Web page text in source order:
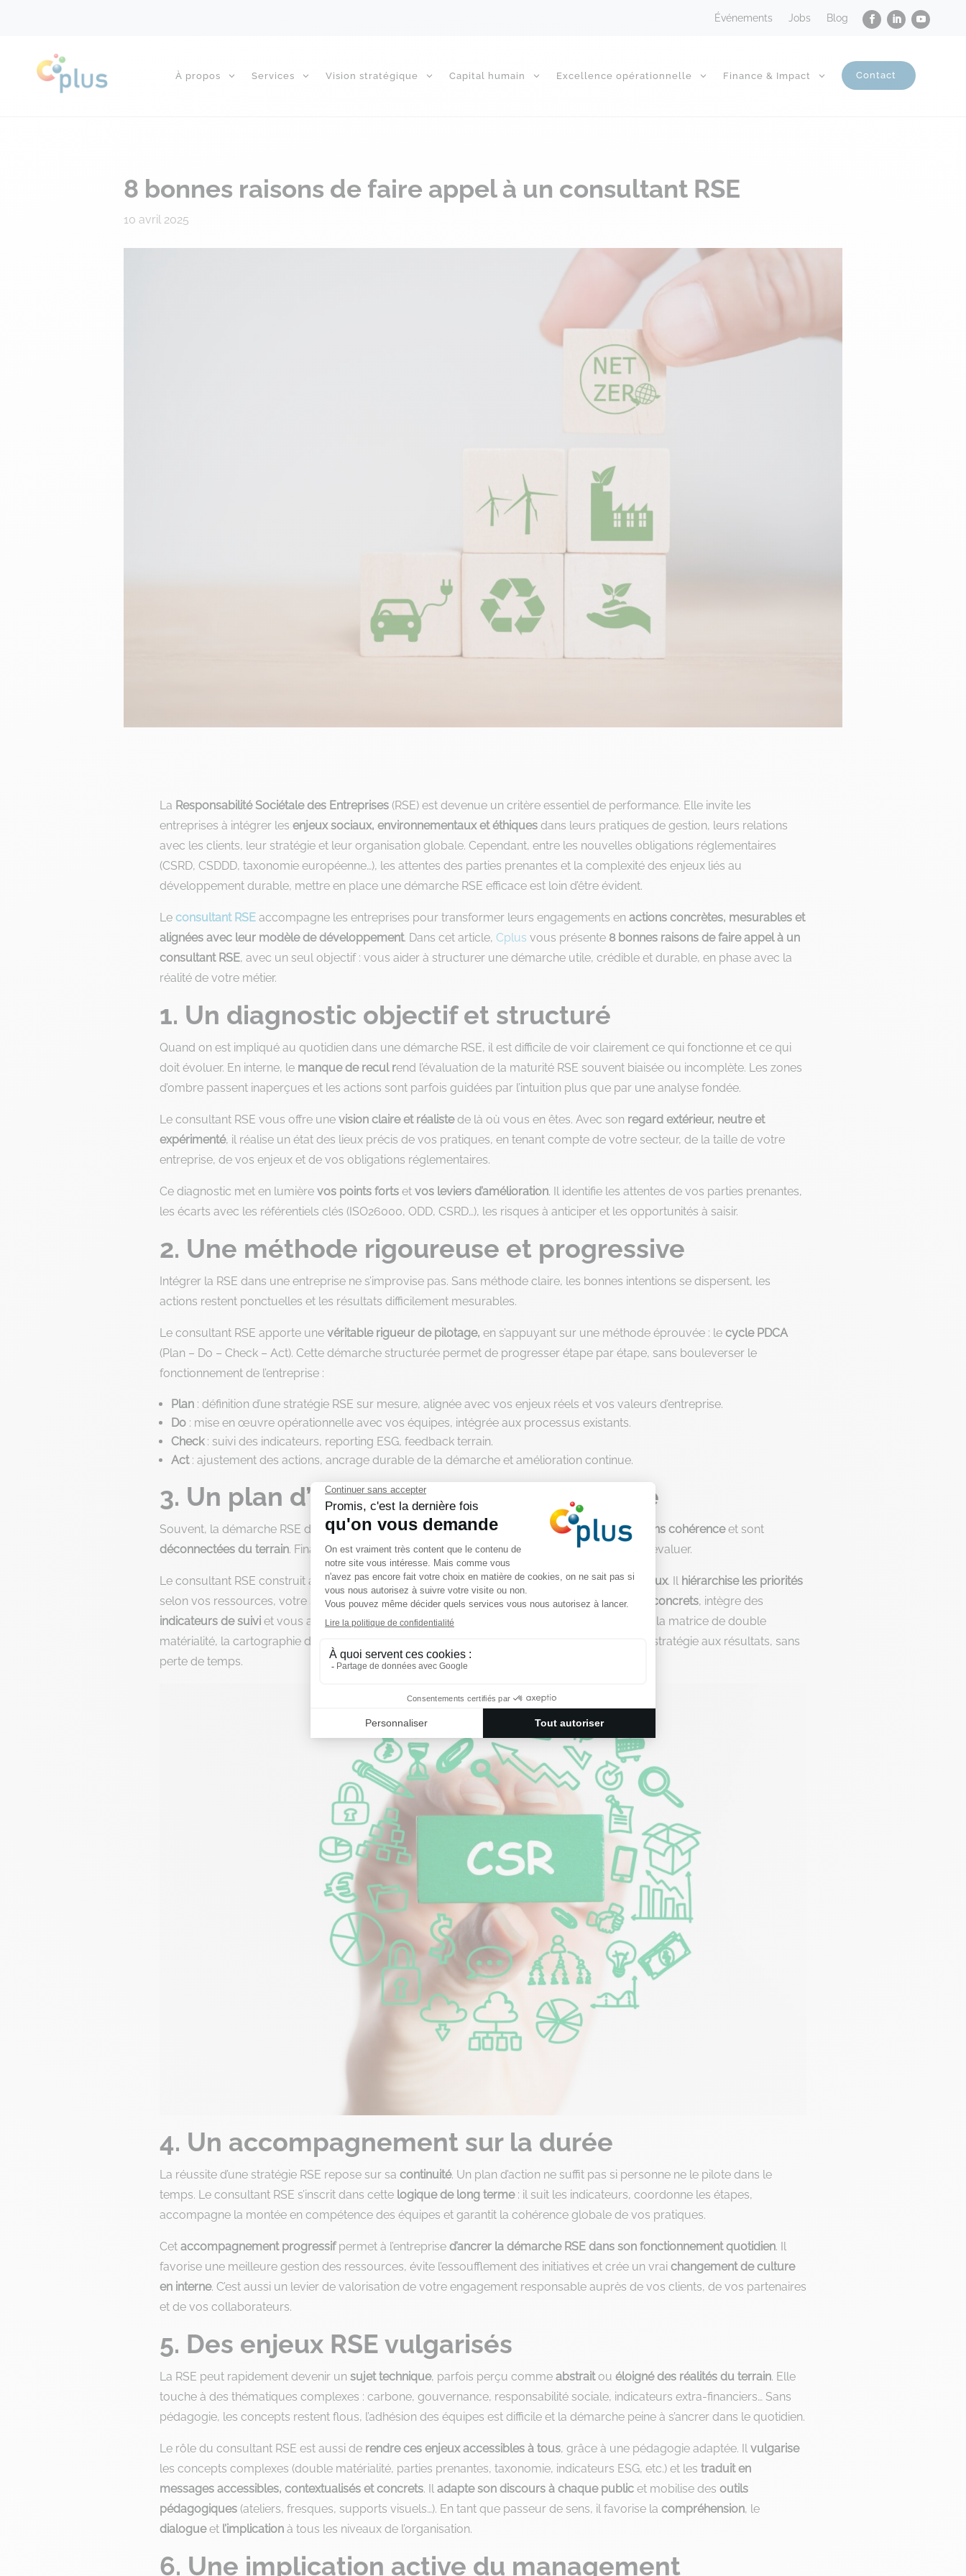
Événements Jobs Blog
À propos Services Vision stratégique Capital humain Excellence opérationnelle Finance & Impact Contact
8 bonnes raisons de faire appel à un consultant RSE
10 avril 2025
La Responsabilité Sociétale des Entreprises (RSE) est devenue un critère essentiel de performance. Elle invite les
entreprises à intégrer les enjeux sociaux, environnementaux et éthiques dans leurs pratiques de gestion, leurs relations
avec les clients, leur stratégie et leur organisation globale. Cependant, entre les nouvelles obligations réglementaires
(CSRD, CSDDD, taxonomie européenne…), les attentes des parties prenantes et la complexité des enjeux liés au
développement durable, mettre en place une démarche RSE efficace est loin d’être évident.
Le consultant RSE accompagne les entreprises pour transformer leurs engagements en actions concrètes, mesurables et
alignées avec leur modèle de développement. Dans cet article, Cplus vous présente 8 bonnes raisons de faire appel à un
consultant RSE, avec un seul objectif : vous aider à structurer une démarche utile, crédible et durable, en phase avec la
réalité de votre métier.
1. Un diagnostic objectif et structuré
Quand on est impliqué au quotidien dans une démarche RSE, il est difficile de voir clairement ce qui fonctionne et ce qui
doit évoluer. En interne, le manque de recul rend l’évaluation de la maturité RSE souvent biaisée ou incomplète. Les zones
d’ombre passent inaperçues et les actions sont parfois guidées par l’intuition plus que par une analyse fondée.
Le consultant RSE vous offre une vision claire et réalistede là où vous en êtes. Avec son regard extérieur, neutre et
expérimenté, il réalise un état des lieux précis de vos pratiques, en tenant compte de votre secteur, de la taille de votre
entreprise, de vos enjeux et de vos obligations réglementaires.
Ce diagnostic met en lumière vos points forts et vos leviers d’amélioration. Il identifie les attentes de vos parties prenantes,
les écarts avec les référentiels clés (ISO26000, ODD, CSRD…), les risques à anticiper et les opportunités à saisir.
2. Une méthode rigoureuse et progressive
Intégrer la RSE dans une entreprise ne s’improvise pas. Sans méthode claire, les bonnes intentions se dispersent, les
actions restent ponctuelles et les résultats difficilement mesurables.
Le consultant RSE apporte une véritable rigueur de pilotage, en s’appuyant sur une méthode éprouvée : le cycle PDCA
(Plan – Do – Check – Act). Cette démarche structurée permet de progresser étape par étape, sans bouleverser le
fonctionnement de l’entreprise :
Plan : définition d’une stratégie RSE sur mesure, alignée avec vos enjeux réels et vos valeurs d’entreprise.
Do : mise en œuvre opérationnelle avec vos équipes, intégrée aux processus existants.
Check: suivi des indicateurs, reporting ESG, feedback terrain.
Act: ajustement des actions, ancrage durable de la démarche et amélioration continue.
3. Un plan d’action réaliste et applicable
Souvent, la démarche RSE d’une entreprisemanque de cap clair . Les actionsse multiplient sans cohérenceet sont
déconnectées du terrain. Finalement, les efforts s’éparpillent et les résultats restent difficiles à évaluer.
Le consultant RSE construit avec vous unplan d’action structuré, réaliste et adapté à vos enjeux. Il hiérarchise les priorités
selon vos ressources, votre secteur, et vos contraintes opérationnelles. Il définit desobjectifs concrets, intègre des
indicateurs de suivi et vous aide à piloter efficacement vos actions
comme la matrice de double
matérialité, la cartographie des risques ou encore le tableau de bord ESG, vous passez de la stratégie aux résultats, sans
perte de temps.
4. Un accompagnement sur la durée
La réussite d’une stratégie RSE repose sur sa continuité. Un plan d’action ne suffit pas si personne ne le pilote dans le
temps. Le consultant RSE s’inscrit dans cette logique de long terme: il suit les indicateurs, coordonne les étapes,
accompagne la montée en compétence des équipes et garantit la cohérence globale de vos pratiques.
Cet accompagnement progressifpermet à l’entreprise d’ancrer la démarche RSE dans son fonctionnement quotidien. Il
favorise une meilleure gestion des ressources, évite l’essoufflement des initiatives et crée un vrai changement de culture
en interne. C’est aussi un levier de valorisation de votre engagement responsable auprès de vos clients, de vos partenaires
et de vos collaborateurs.
5. Des enjeux RSE vulgarisés
La RSE peut rapidement devenir un sujet technique, parfois perçu comme abstraitou éloigné des réalités du terrain. Elle
touche à des thématiques complexes : carbone, gouvernance, responsabilité sociale, indicateurs extra-financiers… Sans
pédagogie, les concepts restent flous, l’adhésion des équipes est difficile et la démarche peine à s’ancrer dans le quotidien.
Le rôle du consultant RSE est aussi de rendre ces enjeux accessibles à tous, grâce à une pédagogie adaptée. Il vulgarise
les concepts complexes (double matérialité, parties prenantes, taxonomie, indicateurs ESG, etc.) et les traduit en
messages accessibles, contextualisés et concrets. Il adapte son discours à chaque public et mobilise des outils
pédagogiques (ateliers, fresques, supports visuels…). En tant que passeur de sens, il favorise la compréhension, le
dialogueet l’implication à tous les niveaux de l’organisation.
6. Une implication active du management